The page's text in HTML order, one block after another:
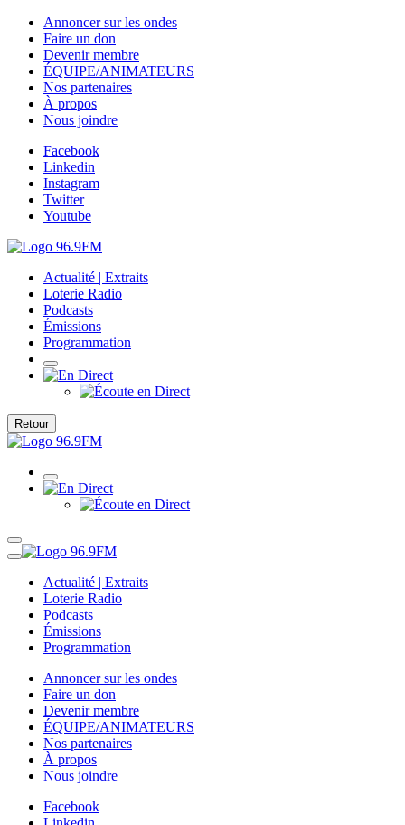
Annoncer sur les ondes
Faire un don
Devenir membre
ÉQUIPE/ANIMATEURS
Nos partenaires
À propos
Nous joindre
Facebook
Linkedin
Instagram
Twitter
Youtube
Actualité | Extraits
Loterie Radio
Podcasts
Émissions
Programmation
Retour
Actualité | Extraits
Loterie Radio
Podcasts
Émissions
Programmation
Annoncer sur les ondes
Faire un don
Devenir membre
ÉQUIPE/ANIMATEURS
Nos partenaires
À propos
Nous joindre
Facebook